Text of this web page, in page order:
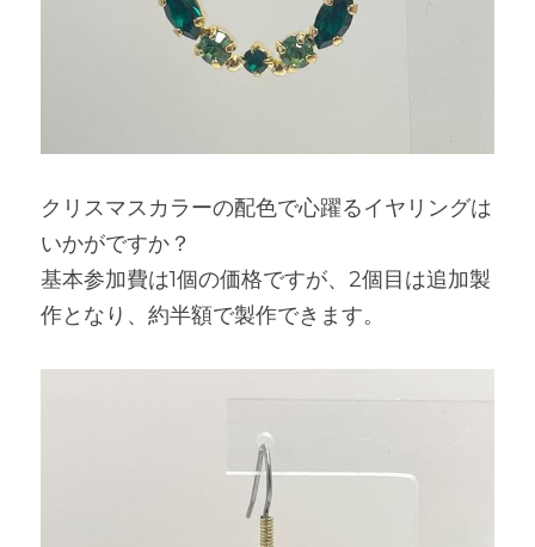
クリスマスカラーの配色で心躍るイヤリングは
いかがですか？
基本参加費は1個の価格ですが、2個目は追加製
作となり、約半額で製作できます。